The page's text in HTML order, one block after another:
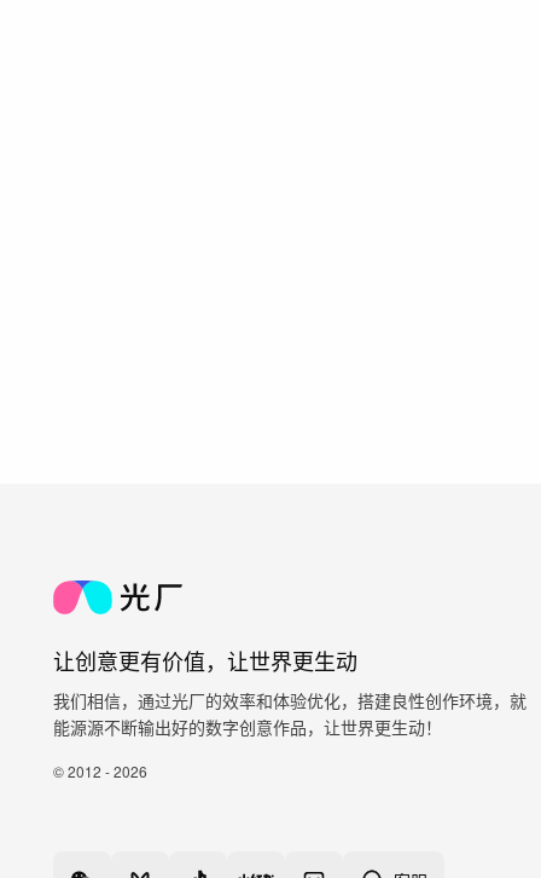
让创意更有价值，让世界更生动
我们相信，通过光厂的效率和体验优化，搭建良性创作环境，就
能源源不断输出好的数字创意作品，让世界更生动！
© 2012 - 2026